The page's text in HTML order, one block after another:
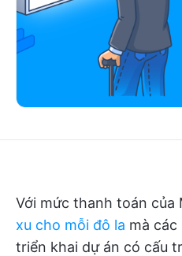
Với mức thanh toán của
xu cho mỗi đô la mà các
triển khai dự án có cấu